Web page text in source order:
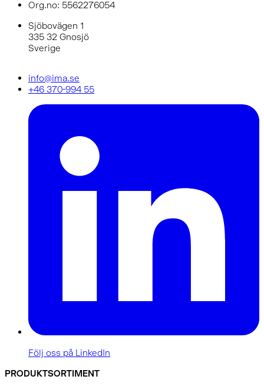
Org.no: 5562276054
Sjöbovägen 1
335 32 Gnosjö
Sverige
info@ima.se
+46 370-994 55
Följ oss på LinkedIn
PRODUKTSORTIMENT